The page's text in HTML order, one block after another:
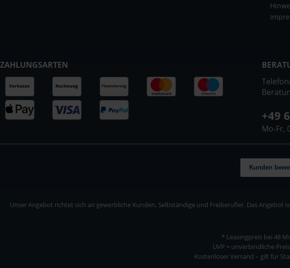
ZAHLUNGSARTEN
+49
Mo-Fr,
Kunden
Unser Angebot richtet sich an gewerbliche Kunden, Selbständige und Freiberufler. Das
* Leasingpreis bei 48
UVP = unverbindliche
Kostenloser Versand – gilt für